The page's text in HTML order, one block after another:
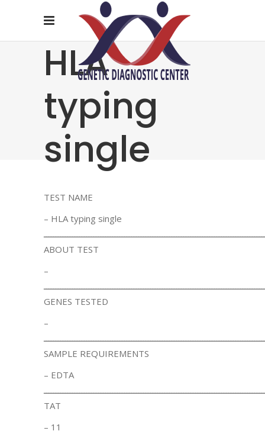
HLA
typing
single
TEST NAME
– HLA typing single
ABOUT TEST
–
GENES TESTED
–
SAMPLE REQUIREMENTS
– EDTA
TAT
– 11